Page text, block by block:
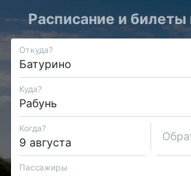
Расписание и билеты
Откуда?
Куда?
Когда?
Пассажиры